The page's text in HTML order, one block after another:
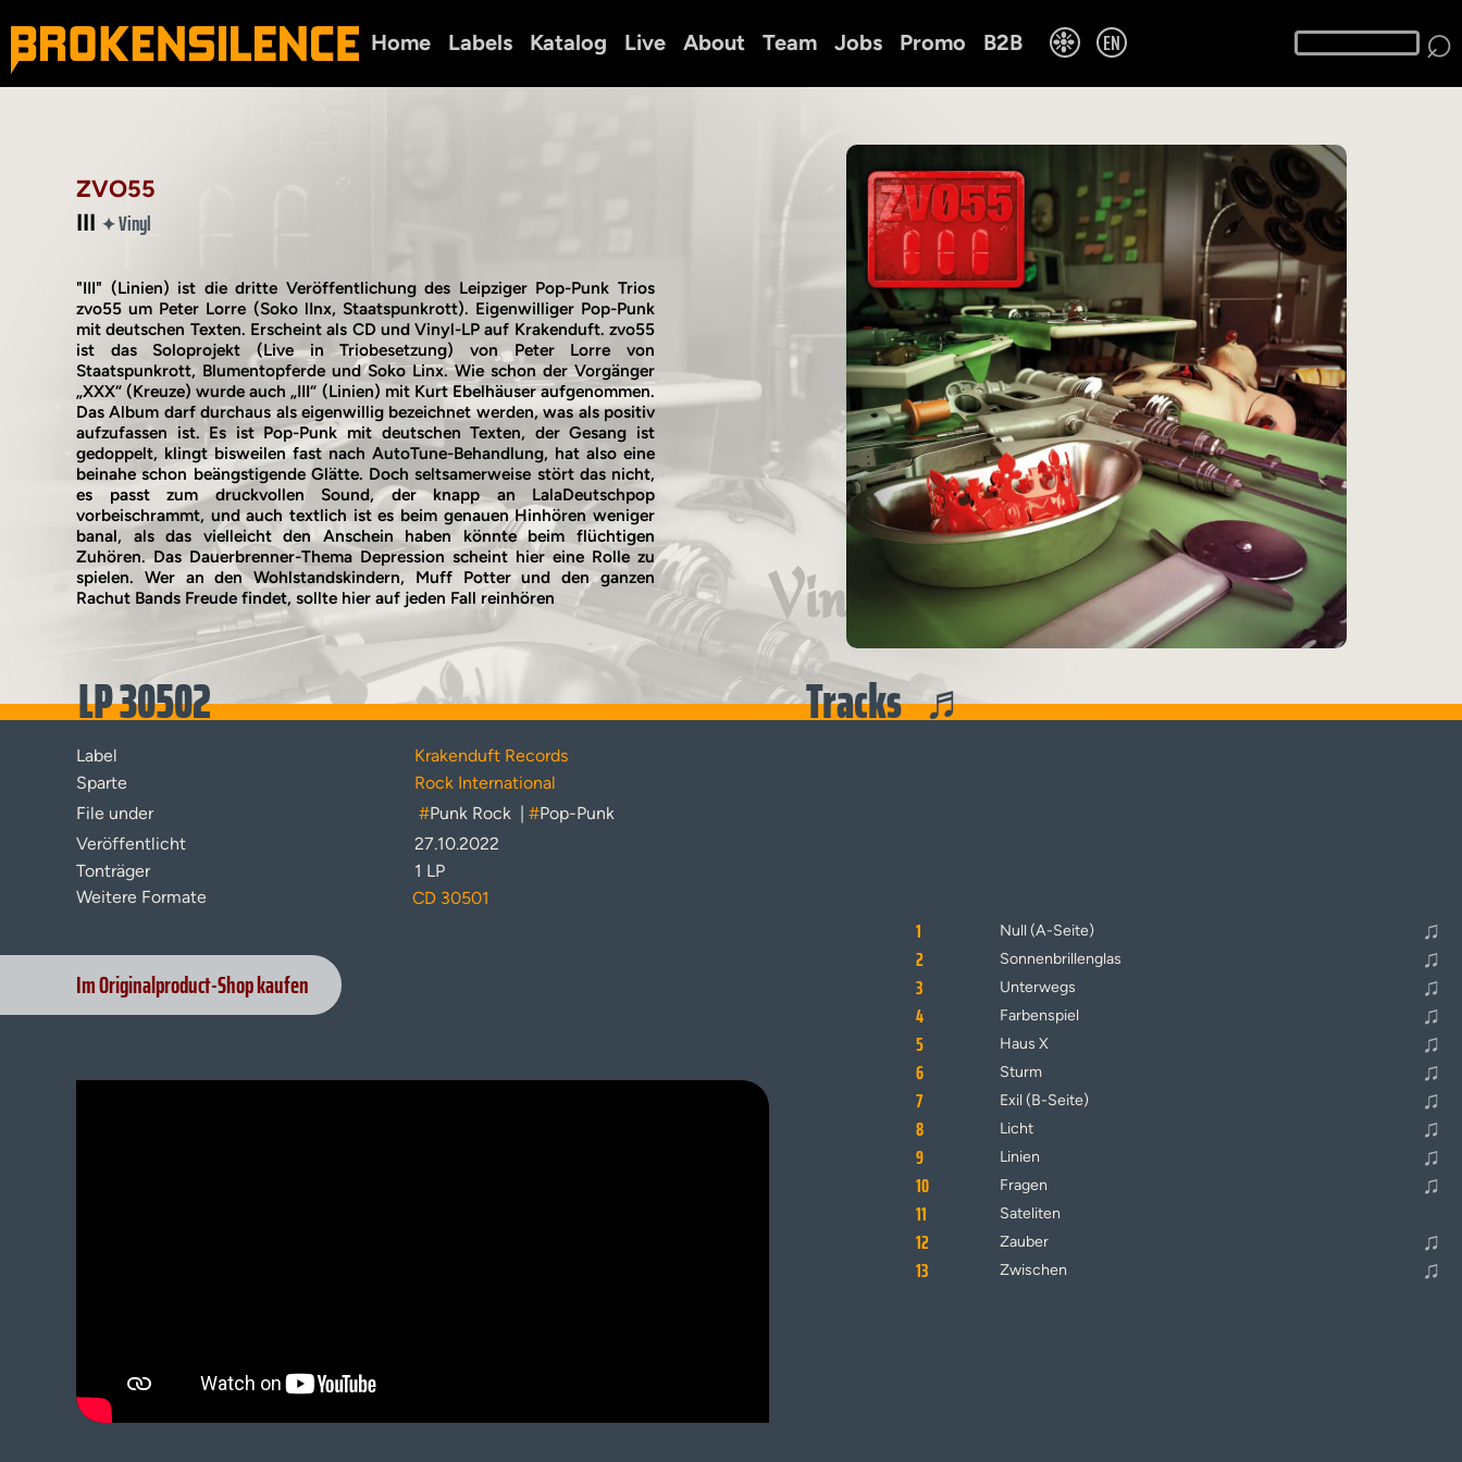
Vinyl
Home Labels Katalog Live About Team Jobs Promo B2B ❉ EN ⌕
ZVO55
III ✦Vinyl
"III" (Linien) ist die dritte Veröffentlichung des Leipziger Pop-Punk Trios
zvo55 um Peter Lorre (Soko lInx, Staatspunkrott). Eigenwilliger Pop-Punk
mit deutschen Texten. Erscheint als CD und Vinyl-LP auf Krakenduft. zvo55
ist das Soloprojekt (Live in Triobesetzung) von Peter Lorre von
Staatspunkrott, Blumentopferde und Soko Linx. Wie schon der Vorgänger
„XXX“ (Kreuze) wurde auch „III“ (Linien) mit Kurt Ebelhäuser aufgenommen.
Das Album darf durchaus als eigenwillig bezeichnet werden, was als positiv
aufzufassen ist. Es ist Pop-Punk mit deutschen Texten, der Gesang ist
gedoppelt, klingt bisweilen fast nach AutoTune-Behandlung, hat also eine
beinahe schon beängstigende Glätte. Doch seltsamerweise stört das nicht,
es passt zum druckvollen Sound, der knapp an LalaDeutschpop
vorbeischrammt, und auch textlich ist es beim genauen Hinhören weniger
banal, als das vielleicht den Anschein haben könnte beim flüchtigen
Zuhören. Das Dauerbrenner-Thema Depression scheint hier eine Rolle zu
spielen. Wer an den Wohlstandskindern, Muff Potter und den ganzen
Rachut Bands Freude findet, sollte hier auf jeden Fall reinhören
LP 30502 Tracks ♬Alle Tracks abspielen
Label
Krakenduft Records
Sparte
Rock International
File under
#Punk Rock | #Pop-Punk
Veröffentlicht
27.10.2022
Tonträger
1 LP
Weitere Formate
CD 30501
Im Originalproduct-Shop kaufen
1 Null (A-Seite)
♫
2
Sonnenbrillenglas
♫
3
Unterwegs
♫
4
Farbenspiel
♫
5
Haus X
♫
6
Sturm
♫
7
Exil (B-Seite)
♫
8
Licht
♫
9
Linien
♫
10
Fragen
♫
11
Sateliten
12 Zauber
♫
13
Zwischen ♫